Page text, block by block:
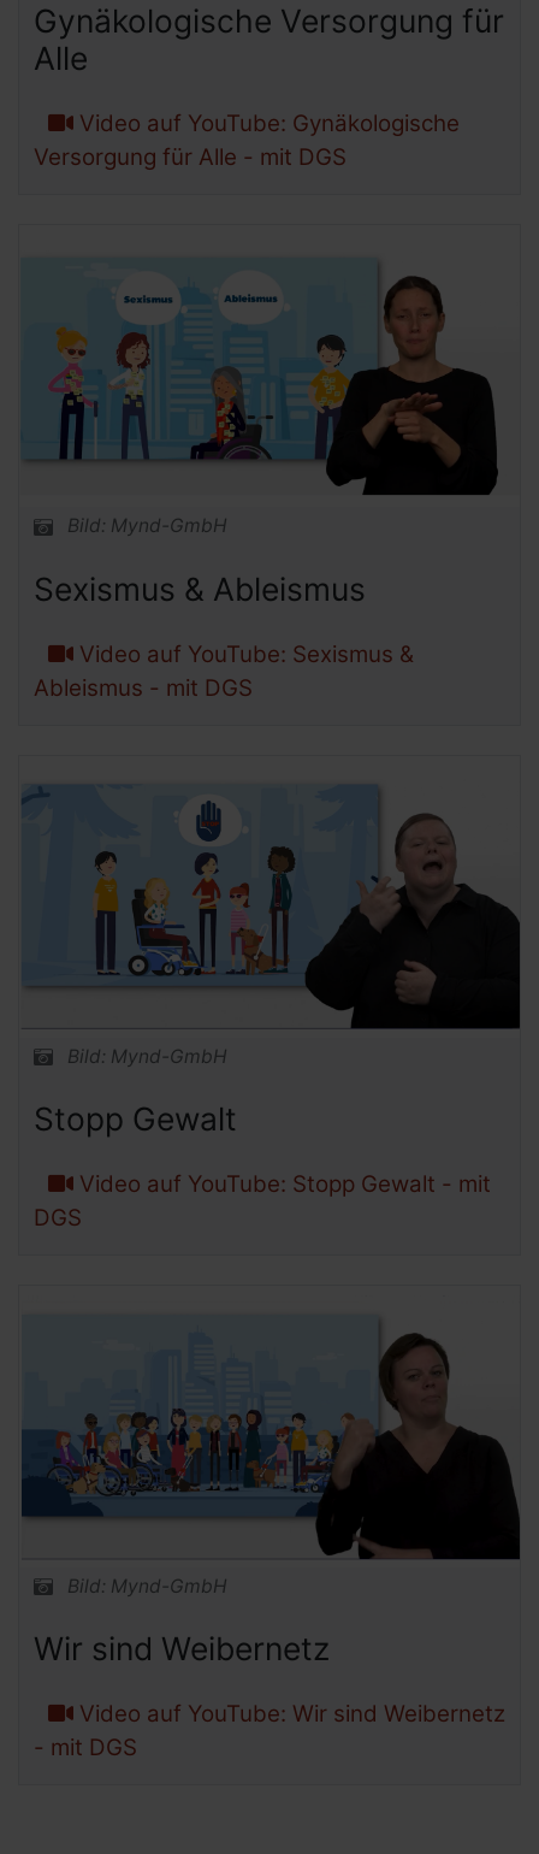
Gynäkologische Versorgung für
Alle
Video auf YouTube: Gynäkologische
Versorgung für Alle - mit DGS
Bild: Mynd-GmbH
Sexismus & Ableismus
Video auf YouTube: Sexismus &
Ableismus - mit DGS
Bild: Mynd-GmbH
Stopp Gewalt
Video auf YouTube: Stopp Gewalt - mit
DGS
Bild: Mynd-GmbH
Wir sind Weibernetz
Video auf YouTube: Wir sind Weibernetz
- mit DGS